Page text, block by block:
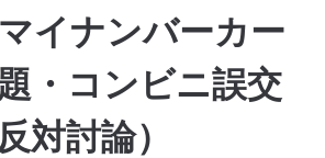
イナンバーカー
・コンビニ誤交
対討論）